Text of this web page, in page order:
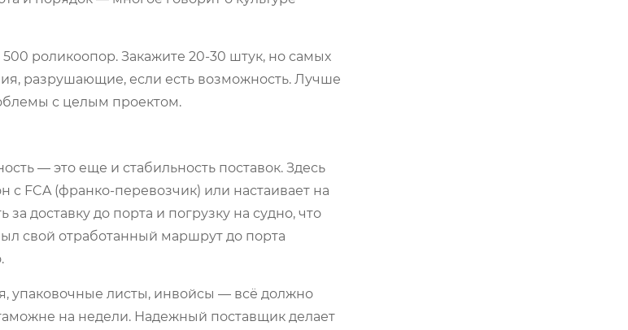
роликоопор. Закажите 20-30 штук, но самых
разрушающие, если есть возможность. Лучше
с целым проектом.
— это еще и стабильность поставок. Здесь
с FCA (франко-перевозчик) или настаивает на
доставку до порта и погрузку на судно, что
свой отработанный маршрут до порта
упаковочные листы, инвойсы — всё должно
на недели. Надежный поставщик делает